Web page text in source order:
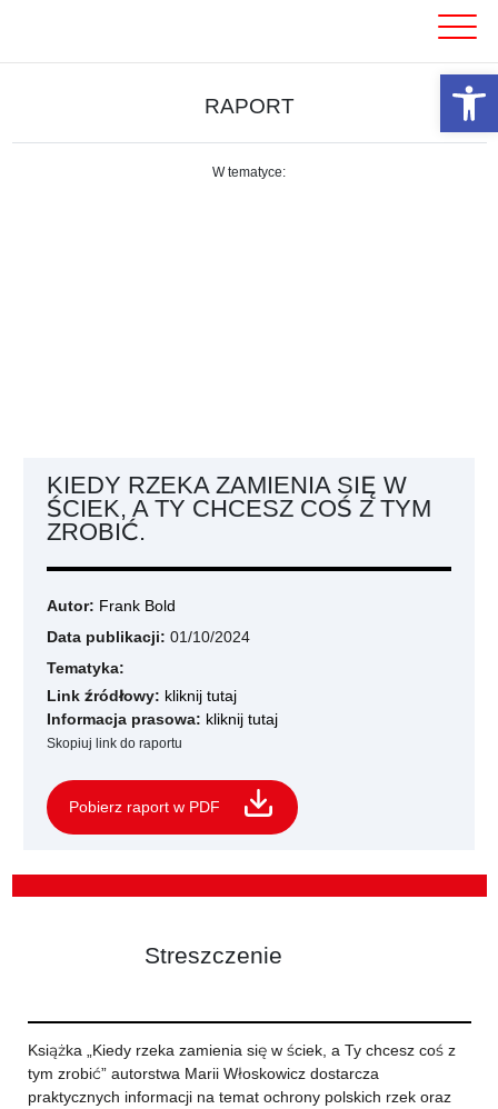
RAPORT
W tematyce:
KIEDY RZEKA ZAMIENIA SIĘ W
ŚCIEK, A TY CHCESZ COŚ Z TYM
ZROBIĆ.
Autor: Frank Bold
Data publikacji: 01/10/2024
Tematyka:
Link źródłowy: kliknij tutaj
Informacja prasowa: kliknij tutaj
Skopiuj link do raportu
Pobierz raport w PDF
Streszczenie
Książka „Kiedy rzeka zamienia się w ściek, a Ty chcesz coś z
tym zrobić” autorstwa Marii Włoskowicz dostarcza
praktycznych informacji na temat ochrony polskich rzek oraz